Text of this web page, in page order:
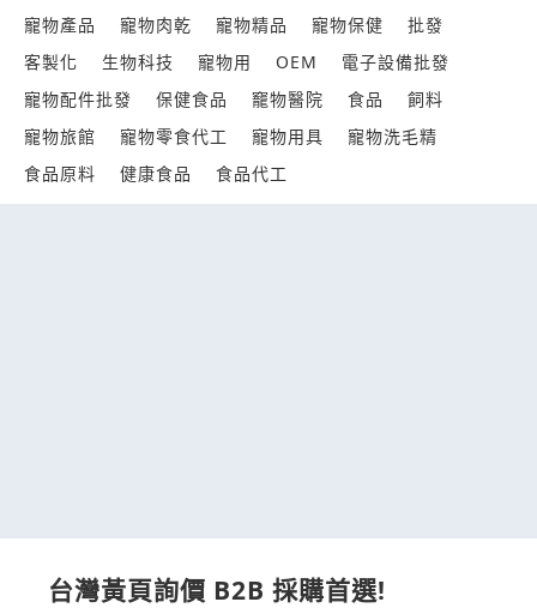
寵物產品
寵物肉乾 寵物精品 寵物保健
批發
客製化
生物科技 寵物用 OEM
電子設備批發
寵物配件批發
保健食品 竉物醫院 食品
飼料
寵物旅館
寵物零食代工 寵物用具
寵物洗毛精
食品原料
健康食品 食品代工
台灣黃頁詢價 B2B 採購首選!